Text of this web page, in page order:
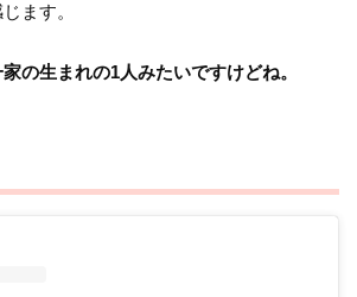
ます。
の生まれの1人みたいですけどね。